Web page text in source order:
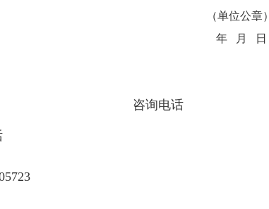
（单位公章）
年 月 日
咨询电话